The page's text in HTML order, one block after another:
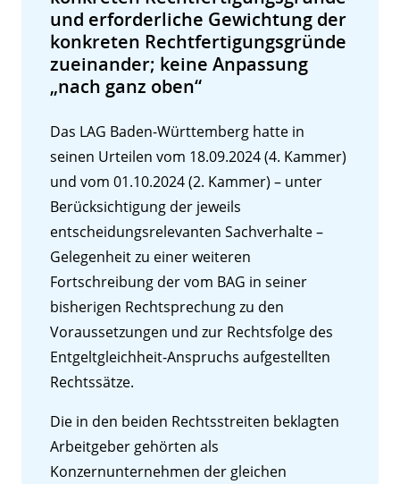
und erforderliche Gewichtung der
konkreten Rechtfertigungsgründe
zueinander; keine Anpassung
„nach ganz oben“
Das LAG Baden-Württemberg hatte in
seinen Urteilen vom 18.09.2024 (4. Kammer)
und vom 01.10.2024 (2. Kammer) – unter
Berücksichtigung der jeweils
entscheidungsrelevanten Sachverhalte –
Gelegenheit zu einer weiteren
Fortschreibung der vom BAG in seiner
bisherigen Rechtsprechung zu den
Voraussetzungen und zur Rechtsfolge des
Entgeltgleichheit-Anspruchs aufgestellten
Rechtssätze.
Die in den beiden Rechtsstreiten beklagten
Arbeitgeber gehörten als
Konzernunternehmen der gleichen